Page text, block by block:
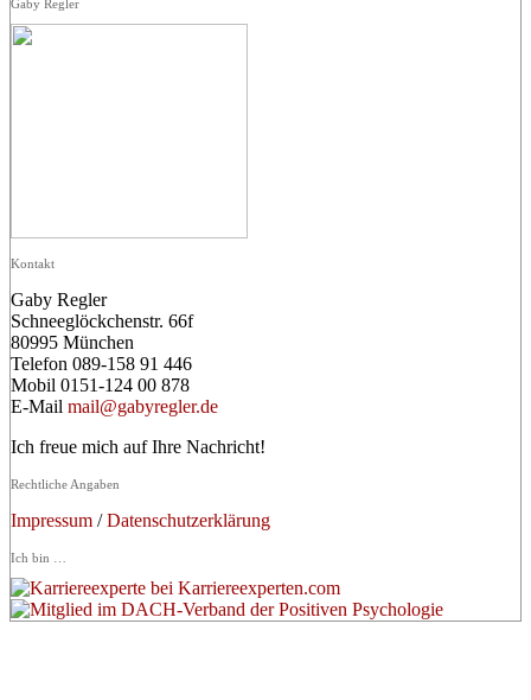
Gaby Regler
Kontakt
Gaby Regler
Schneeglöckchenstr. 66f
80995 München
Telefon 089-158 91 446
Mobil 0151-124 00 878
E-Mail mail@gabyregler.de
Ich freue mich auf Ihre Nachricht!
Rechtliche Angaben
Impressum /Datenschutzerklärung
Ich bin …